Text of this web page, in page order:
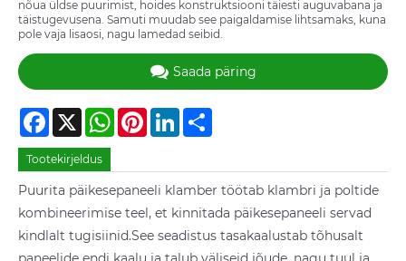
nõua üldse puurimist, hoides konstruktsiooni täiesti auguvabana ja
täistugevusena. Samuti muudab see paigaldamise lihtsamaks, kuna
pole vaja lisaosi, nagu lamedad seibid.
Saada päring
Facebook
X WhatsAppPinterestLinkedIn
Tootekirjeldus
Puurita päikesepaneeli klamber töötab klambri ja poltide
kombineerimise teel, et kinnitada päikesepaneeli servad
kindlalt tugisiinid.See seadistus tasakaalustab tõhusalt